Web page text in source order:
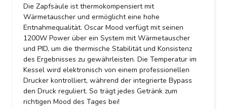
Die Zapfsäule ist thermokompensiert mit
Wärmetauscher und ermöglicht eine hohe
Entnahmequalität. Oscar Mood verfügt mit seinen
1200W Power über ein System mit Wärmetauscher
und PID, um die thermische Stabilität und Konsistenz
des Ergebnisses zu gewährleisten. Die Temperatur im
Kessel wird elektronisch von einem professionellen
Drucker kontrolliert, während der integrierte Bypass
den Druck reguliert. So trägt jedes Getränk zum
richtigen Mood des Tages bei!